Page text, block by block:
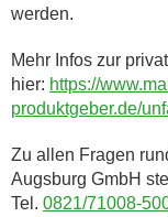
werden.
Mehr Infos zur
hier: https://
produktgeber.de/
Zu allen Fragen
Augsburg GmbH
Tel. 0821/71008-